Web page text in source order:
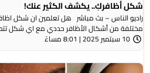
شكل أظافركِ.. يكشف الكثير عنك!
مختلفة من أشكال الأظافر حددي مع اي شكل
10 سبتمبر 2025 | 8:01 مساءً